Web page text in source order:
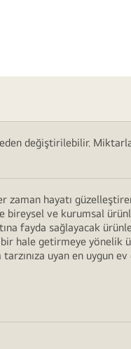
değiştirilebilir.
hayatı
ve kurumsal
fayda sağlayacak
bir hale getirmeye
uyan en